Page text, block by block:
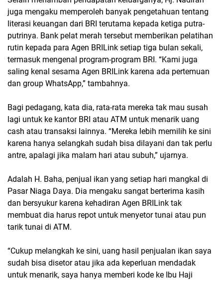
juga mengaku memperoleh banyak pengetahuan tentang
literasi keuangan dari BRI terutama kepada ketiga putra-
putrinya. Bank pelat merah tersebut memberikan pelatihan
rutin kepada para Agen BRILink setiap tiga bulan sekali,
termasuk mengenal program-program BRI. “Kami juga
saling kenal sesama Agen BRILink karena ada pertemuan
dan group WhatsApp,” tambahnya.
Bagi pedagang, kata dia, rata-rata mereka tak mau susah
lagi untuk ke kantor BRI atau ATM untuk menarik uang
cash atau transaksi lainnya. “Mereka lebih memilih ke sini
karena hanya selangkah sudah bisa dilayani dan tak perlu
antre, apalagi jika malam hari atau subuh,” ujarnya.
Adalah H. Baha, penjual ikan yang setiap hari mangkal di
Pasar Niaga Daya. Dia mengaku sangat berterima kasih
dan bersyukur karena kehadiran Agen BRILink tak
membuat dia harus repot untuk menyetor tunai atau pun
tarik tunai di ATM.
“Cukup melangkah ke sini, uang hasil penjualan ikan saya
sudah bisa disetor atau jika ada keperluan mendadak
untuk menarik, saya hanya memberi kode ke Ibu Haji